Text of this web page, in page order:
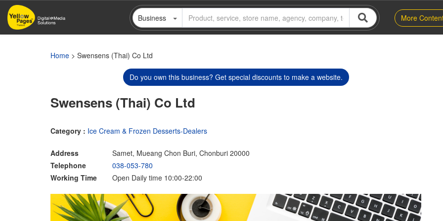
Skip
main
Business More
Home > Swensens (Thai) Co Ltd
Do you own this business? Get special discounts to make a website.
Swensens (Thai) Co Ltd
Category : Ice Cream & Frozen Desserts-Dealers
Address
Samet, Mueang Chon Buri, Chonburi 20000
Telephone
038-053-780
Working Time
Open Daily time 10:00-22:00